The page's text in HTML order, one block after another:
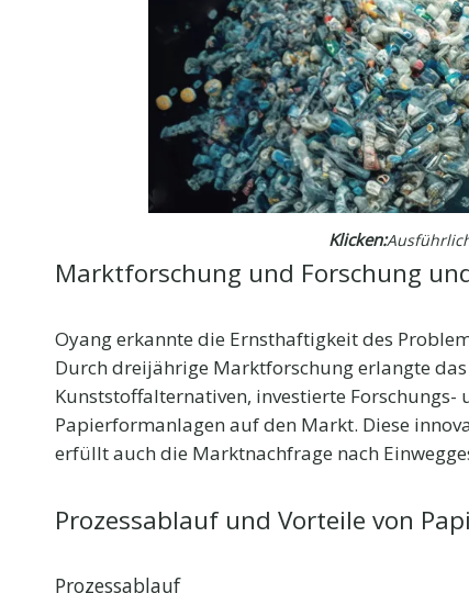
Klicken:
Marktforschung und Forschung
Oyang erkannte die Ernsthaftigkeit des
Durch dreijährige Marktforschung erlangte
Kunststoffalternativen, investierte
Papierformanlagen auf den Markt. Diese
erfüllt auch die Marktnachfrage nach
Prozessablauf und Vorteile von
Prozessablauf